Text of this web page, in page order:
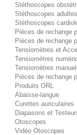
Stéthoscopes
Stéthoscopes adultes
Stéthoscopes
Pièces de rechange
Pièces de rechange
Tensiomètres et
Tensiomètres
Tensiomètres
Pièces de rechange
Produits ORL
Abaisse-langue
Curettes auriculaires
Diapasons et
Otoscopes
Vidéo Otoscopes